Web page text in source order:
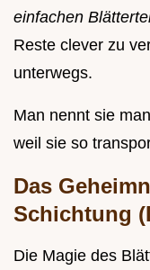
einfachen
Reste clever zu
unterwegs.
Man nennt sie
weil sie so
Das
Schichtung
Die Magie des